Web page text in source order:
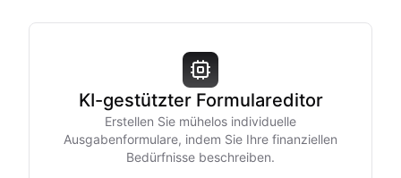
KI-gestützter Formulareditor
Erstellen Sie mühelos individuelle
Ausgabenformulare, indem Sie Ihre finanziellen
Bedürfnisse beschreiben.